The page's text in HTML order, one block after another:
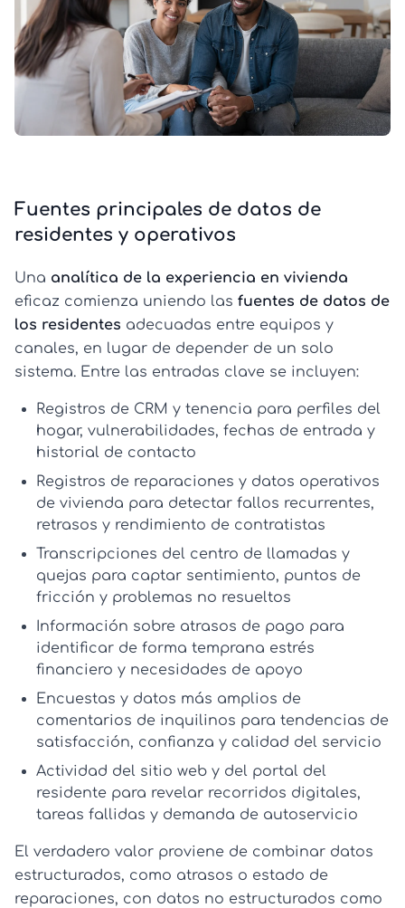
Fuentes principales de datos de
residentes y operativos
Una analítica de la experiencia en vivienda
eficaz comienza uniendo las fuentes de datos de
los residentes adecuadas entre equipos y
canales, en lugar de depender de un solo
sistema. Entre las entradas clave se incluyen:
Registros de CRM y tenencia para perfiles del
hogar, vulnerabilidades, fechas de entrada y
historial de contacto
Registros de reparaciones y datos operativos
de vivienda para detectar fallos recurrentes,
retrasos y rendimiento de contratistas
Transcripciones del centro de llamadas y
quejas para captar sentimiento, puntos de
fricción y problemas no resueltos
Información sobre atrasos de pago para
identificar de forma temprana estrés
financiero y necesidades de apoyo
Encuestas y datos más amplios de
comentarios de inquilinos para tendencias de
satisfacción, confianza y calidad del servicio
Actividad del sitio web y del portal del
residente para revelar recorridos digitales,
tareas fallidas y demanda de autoservicio
El verdadero valor proviene de combinar datos
estructurados, como atrasos o estado de
reparaciones, con datos no estructurados como